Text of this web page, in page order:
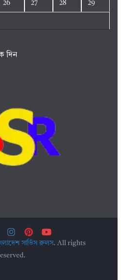
26 27 28 29
দিন
সার্ভিস রুলস. All rights